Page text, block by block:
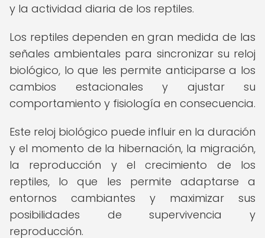
y la actividad diaria de los reptiles.
Los reptiles dependen en gran medida de las
señales ambientales para sincronizar su reloj
biológico, lo que les permite anticiparse a los
cambios estacionales y ajustar su
comportamiento y fisiología en consecuencia.
Este reloj biológico puede influir en la duración
y el momento de la hibernación, la migración,
la reproducción y el crecimiento de los
reptiles, lo que les permite adaptarse a
entornos cambiantes y maximizar sus
posibilidades de supervivencia y
reproducción.